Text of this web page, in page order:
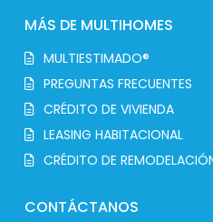
MÁS DE MULTIHOMES
MULTIESTIMADO®
PREGUNTAS FRECUENTES
CRÉDITO DE VIVIENDA
LEASING HABITACIONAL
CRÉDITO DE
CONTÁCTANOS